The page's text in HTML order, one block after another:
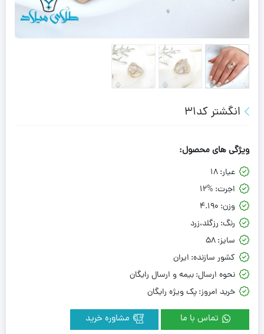
انگشتر کد31
ویژگی های محصول:
عیار:18
اجرت: 12%
وزن: 4.190
رنگ: رزگلد،زرد
سایز:58
کشور سازنده: ایران
نحوه ارسال:بیمه و ارسال رایگان
خرید امروز:پک ویژه رایگان
تماس با ما